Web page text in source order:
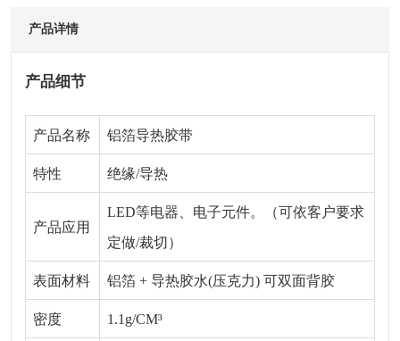
产品详情
产品细节
产品名称 铝箔导热胶带
特性 绝缘/导热
产品应用
LED等电器、电子元件。（可依客户要求
定做/裁切）
表面材料 铝箔 + 导热胶水(压克力) 可双面背胶
密度 1.1g/CM³